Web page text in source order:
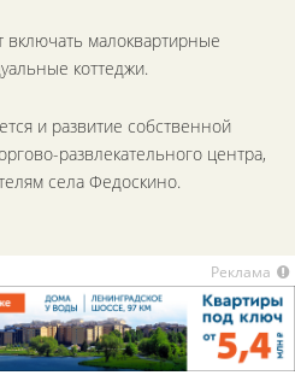
включать малоквартирные
коттеджи.
и развитие собственной
развлекательного центра,
села Федоскино.
Реклама